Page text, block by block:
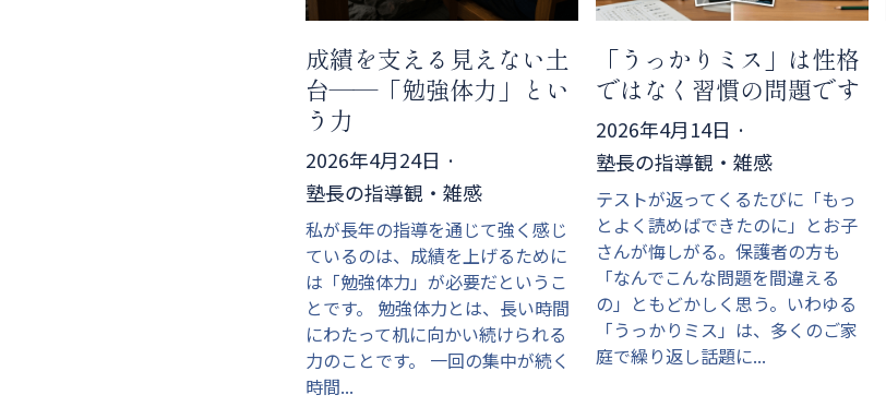
成績を支える見えない土
台——「勉強体力」とい
う力
2026年4月24日 ·
塾長の指導観・雑感
私が長年の指導を通じて強く感じ
ているのは、成績を上げるために
は「勉強体力」が必要だというこ
とです。 勉強体力とは、長い時間
にわたって机に向かい続けられる
力のことです。 一回の集中が続く
時間...
「うっかりミス」は性格
ではなく習慣の問題です
2026年4月14日 ·
塾長の指導観・雑感
テストが返ってくるたびに「もっ
とよく読めばできたのに」とお子
さんが悔しがる。保護者の方も
「なんでこんな問題を間違える
の」ともどかしく思う。いわゆる
「うっかりミス」は、多くのご家
庭で繰り返し話題に...